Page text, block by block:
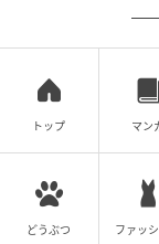
でシェアしませ
次の記事
#1
っ
の
トップ マン
どうぶつ ファッ